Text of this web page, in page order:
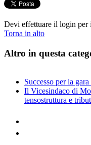
Devi effettuare il login per
Torna in alto
Altro in questa
Successo per la
Il Vicesindaco di
tensostruttura e